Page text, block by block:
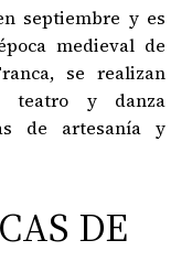
septiembre y es
medieval de
se realizan
teatro y danza
de artesanía y
DE